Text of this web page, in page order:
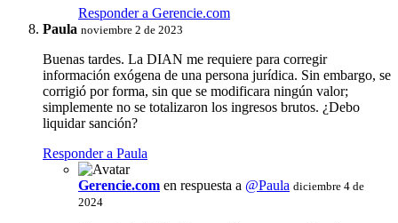
Responder a Gerencie.com
Paula noviembre 2 de 2023
Buenas tardes. La DIAN me requiere para corregir
información exógena de una persona jurídica. Sin embargo, se
corrigió por forma, sin que se modificara ningún valor;
simplemente no se totalizaron los ingresos brutos. ¿Debo
liquidar sanción?
Responder a Paula
Gerencie.com en respuesta a @Paula diciembre 4 de
2024